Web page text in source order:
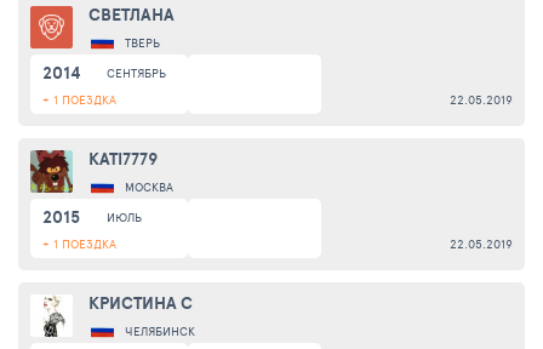
СВЕТЛАНА
ТВЕРЬ
2014
СЕНТЯБРЬ
+ 1 ПОЕЗДКА
22.05.2019
KATI7779
МОСКВА
2015
ИЮЛЬ
+ 1 ПОЕЗДКА
22.05.2019
КРИСТИНА С
ЧЕЛЯБИНСК